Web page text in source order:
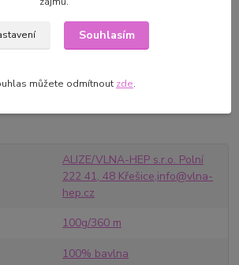
háček: 1-3
ALIZE/VLNA-HEP s.r.o. Polní
222 41, 48 Křešice,info@vlna-
hep.cz
100g/360 m
100% bavlna
Souhlasím
můžete odmítnout zde.